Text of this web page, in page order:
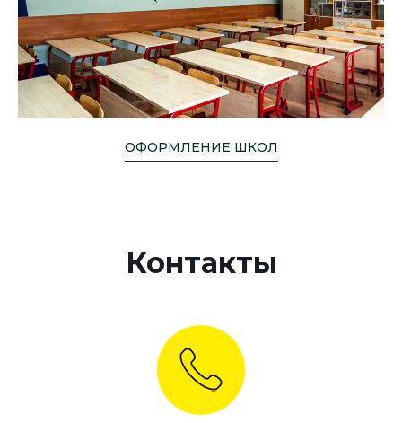
ОФОРМЛЕНИЕ ШКОЛ
Контакты